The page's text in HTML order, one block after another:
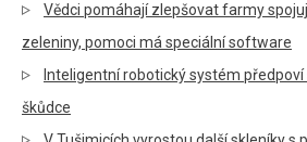
Vědci pomáhají zlepšovat farmy
zeleniny, pomoci má speciální software
Inteligentní robotický systém
škůdce